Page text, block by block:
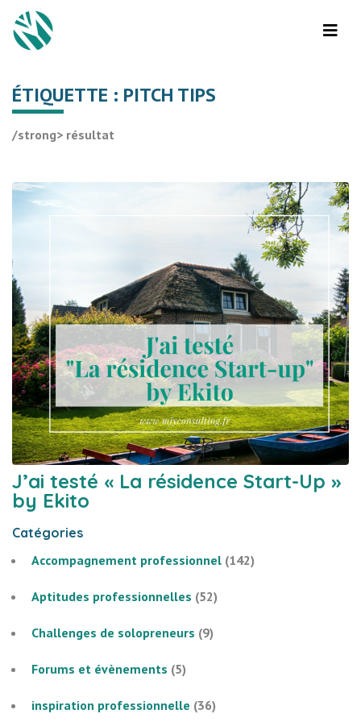
ÉTIQUETTE : PITCH TIPS
/strong> résultat
J’ai testé « La résidence Start-Up »
by Ekito
Catégories
Accompagnement professionnel (142)
Aptitudes professionnelles (52)
Challenges de solopreneurs (9)
Forums et évènements (5)
inspiration professionnelle (36)